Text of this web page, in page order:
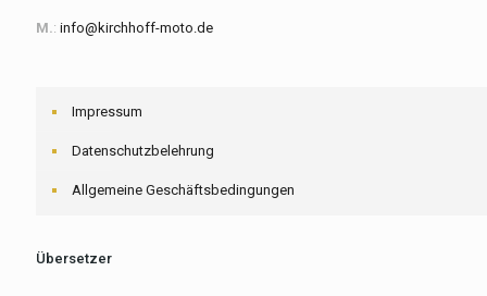
M.: info@kirchhoff-moto.de
Impressum
Datenschutzbelehrung
Allgemeine Geschäftsbedingungen
Übersetzer